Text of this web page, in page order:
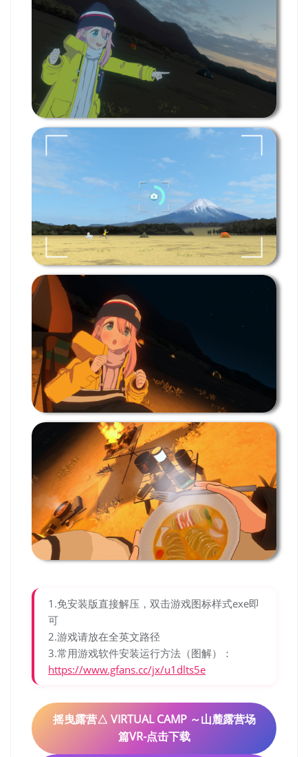
1.免安装版直接解压，双击游戏图标样式exe即
可
2.游戏请放在全英文路径
3.常用游戏软件安装运行方法（图解）：
https://www.gfans.cc/jx/u1dlts5e
摇曳露营△ VIRTUAL CAMP ～山麓露营场
篇VR-点击下载